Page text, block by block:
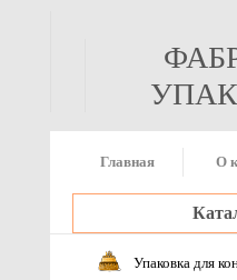
Главная О
Упаковка для